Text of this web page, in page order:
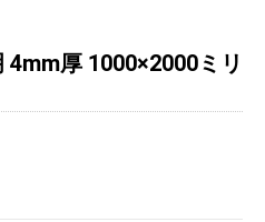
厚 1000×2000ミリ